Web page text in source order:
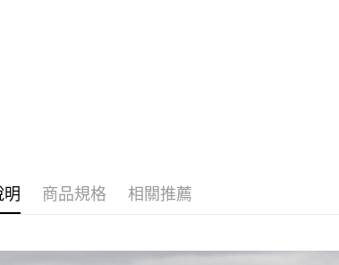
明 商品規格 相關推薦